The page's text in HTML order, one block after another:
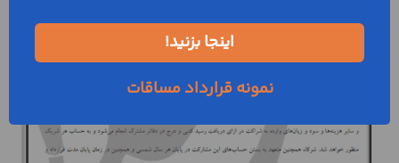
اینجا بزنید!
نمونه قرارداد مساقات